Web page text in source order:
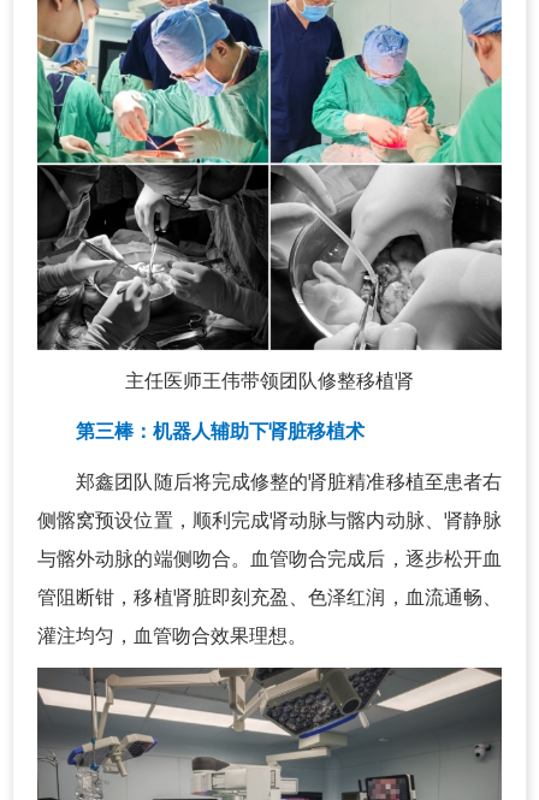
主任医师王伟带领团队修整移植肾
第三棒：机器人辅助下肾脏移植术
郑鑫团队随后将完成修整的肾脏精准移植至患者右
侧髂窝预设位置，顺利完成肾动脉与髂内动脉、肾静脉
与髂外动脉的端侧吻合。血管吻合完成后，逐步松开血
管阻断钳，移植肾脏即刻充盈、色泽红润，血流通畅、
灌注均匀，血管吻合效果理想。